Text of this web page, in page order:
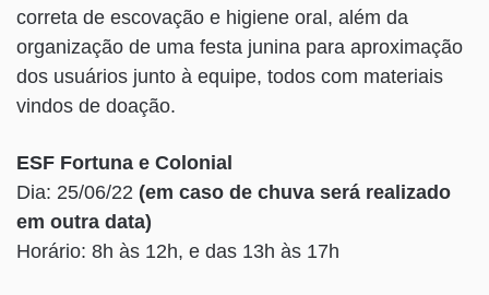
correta de escovação e higiene oral, além da
organização de uma festa junina para aproximação
dos usuários junto à equipe, todos com materiais
vindos de doação.
ESF Fortuna e Colonial
Dia: 25/06/22 (em caso de chuva será realizado
em outra data)
Horário: 8h às 12h, e das 13h às 17h